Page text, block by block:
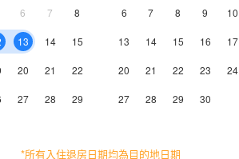
6 7 8
13 14 15
20 21 22
27 28 29
6 7 8 9 10
13 14 15 16 17
20 21 22 23 24
27 28 29 30
*所有入住退房日期均為目的地日期
特惠單人房【公共衞浴】
6-9㎡ 16層 空調